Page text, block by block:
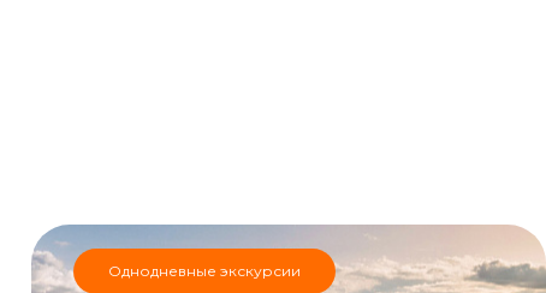
Однодневные экскурсии